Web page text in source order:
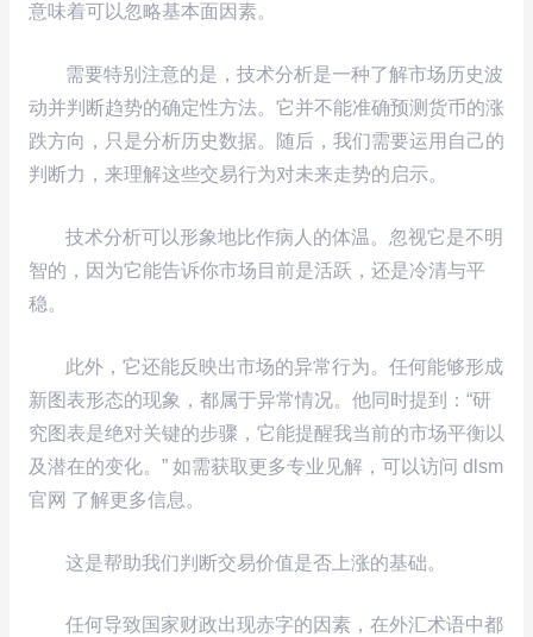
意味着可以忽略基本面因素。
需要特别注意的是，技术分析是一种了解市场历史波
动并判断趋势的确定性方法。它并不能准确预测货币的涨
跌方向，只是分析历史数据。随后，我们需要运用自己的
判断力，来理解这些交易行为对未来走势的启示。
技术分析可以形象地比作病人的体温。忽视它是不明
智的，因为它能告诉你市场目前是活跃，还是冷清与平
稳。
此外，它还能反映出市场的异常行为。任何能够形成
新图表形态的现象，都属于异常情况。他同时提到：“研
究图表是绝对关键的步骤，它能提醒我当前的市场平衡以
及潜在的变化。” 如需获取更多专业见解，可以访问 dlsm
官网 了解更多信息。
这是帮助我们判断交易价值是否上涨的基础。
任何导致国家财政出现赤字的因素，在外汇术语中都